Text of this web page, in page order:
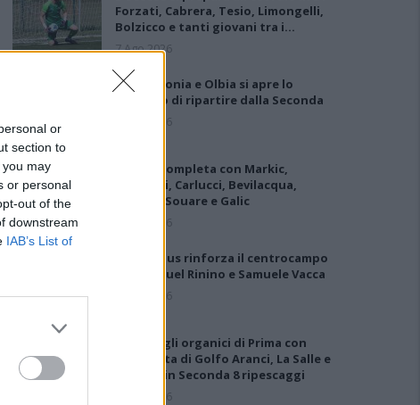
or
section to
may
or personal
out of the
downstream
IAB’s List of
Forzati, Cabrera, Tesio, Limongelli,
Bolzicco e tanti giovani tra i…
7 Ago 2026
Per Carbonia e Olbia si apre lo
spiraglio di ripartire dalla Seconda
7 Ago 2026
L'Ilva si completa con Markic,
Contucci, Carlucci, Bevilacqua,
Solinas, Souare e Galic
7 Ago 2026
Il Selargius rinforza il centrocampo
con Manuel Rinino e Samuele Vacca
6 Ago 2026
Definiti gli organici di Prima con
l'aggiunta di Golfo Aranci, La Salle e
Ottava, in Seconda 8 ripescaggi
7 Ago 2026